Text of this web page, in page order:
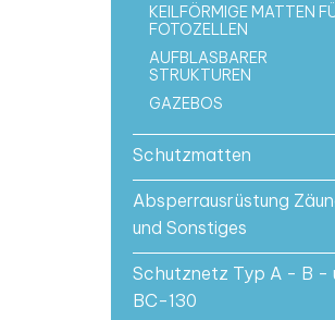
KEILFÖRMIGE MATTEN
FOTOZELLEN
AUFBLASBARER
STRUKTUREN
GAZEBOS
Schutzmatten
Absperrausrüstung
und Sonstiges
Schutznetz Typ A - B -
BC-130